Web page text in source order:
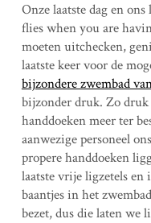
Onze laatste dag en
flies when you are
moeten uitchecken,
laatste keer voor de
bijzondere zwembad
bijzonder druk. Zo druk
handdoeken meer ter
aanwezige personeel
propere handdoeken
laatste vrije ligzetels en
baantjes in het
bezet, dus die laten we